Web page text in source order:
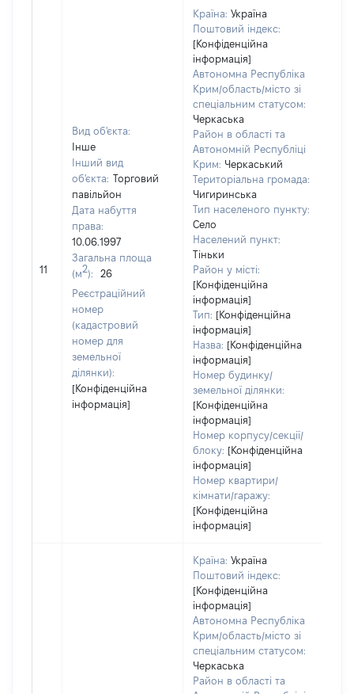
11
Вид об'єкта:
Інше
Інший вид
об'єкта: Торговий
павільйон
Дата набуття
права:
10.06.1997
Загальна площа
(м2):
26
Реєстраційний
номер
(кадастровий
номер для
земельної
ділянки):
[Конфіденційна
інформація]
Країна: Україна
Поштовий індекс:
[Конфіденційна
інформація]
Автономна Республіка
Крим/область/місто зі
спеціальним статусом:
Черкаська
Район в області та
Автономній Республіці
Крим: Черкаський
Територіальна громада:
Чигиринська
Тип населеного пункту:
Село
Населений пункт:
Тіньки
Район у місті:
[Конфіденційна
інформація]
Тип: [Конфіденційна
інформація]
Назва: [Конфіденційна
інформація]
Номер будинку/
земельної ділянки:
[Конфіденційна
інформація]
Номер корпусу/секції/
блоку: [Конфіденційна
інформація]
Номер квартири/
кімнати/гаражу:
[Конфіденційна
інформація]
Країна: Україна
Поштовий індекс:
[Конфіденційна
інформація]
Автономна Республіка
Крим/область/місто зі
спеціальним статусом:
Черкаська
Район в області та